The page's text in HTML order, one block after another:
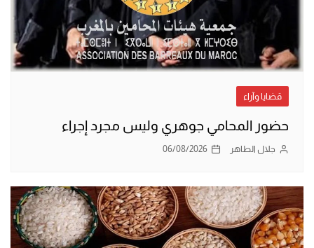
قضايا وآراء
حضور المحامي جوهري وليس مجرد إجراء
جلال الطاهر 06/08/2026